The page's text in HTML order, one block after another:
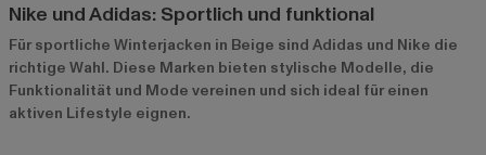
Nike und Adidas: Sportlich und funktional
Für sportliche Winterjacken in Beige sind Adidas und Nike die
richtige Wahl. Diese Marken bieten stylische Modelle, die
Funktionalität und Mode vereinen und sich ideal für einen
aktiven Lifestyle eignen.